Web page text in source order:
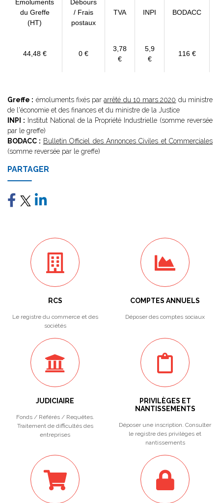
Emoluments
du Greffe
(HT)
Débours
/ Frais
postaux
TVA INPI BODACC
44,48 € 0 €
3,78
€
5,9
€
116 €
Greffe : émoluments fixés pararrêté du 10 mars 2020 du ministre
de l'économie et des finances et du ministre de la Justice
INPI : Institut National de la Propriété Industrielle (somme reversée
par le greffe)
BODACC : Bulletin Officiel des Annonces Civiles et Commerciales
(somme reversée par le greffe)
PARTAGER
RCS
Le registre du commerce et des
sociétés
COMPTES ANNUELS
Déposer des comptes sociaux
JUDICIAIRE
Fonds / Référés / Requêtes.
Traitement de difficultés des
entreprises
PRIVILÈGES ET
NANTISSEMENTS
Déposer une inscription. Consulter
le registre des privilèges et
nantissements